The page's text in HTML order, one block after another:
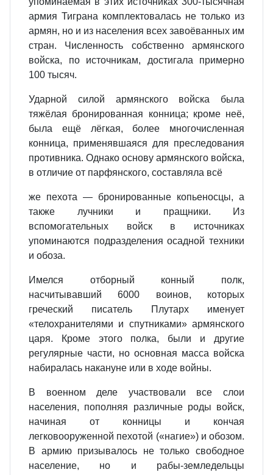
армия Тиграна комплектовалась не только из
армян, но и из населения всех завоёванных им
стран. Численность собственно армянского
войска, по источникам, достигала примерно
100 тысяч.
Ударной силой армянского войска была
тяжёлая бронированная конница; кроме неё,
была ещё лёгкая, более многочисленная
конница, применявшаяся для преследования
противника. Однако основу армянского войска,
в отличие от парфянского, составляла всё
же пехота — бронированные копьеносцы, а
также лучники и пращники. Из
вспомогательных войск в источниках
упоминаются подразделения осадной техники
и обоза.
Имелся отборный конный полк,
насчитывавший 6000 воинов, которых
греческий писатель Плутарх именует
«телохранителями и спутниками» армянского
царя. Кроме этого полка, были и другие
регулярные части, но основная масса войска
набиралась накануне или в ходе войны.
В военном деле участвовали все слои
населения, пополняя различные роды войск,
начиная от конницы и кончая
легковооруженной пехотой («нагие») и обозом.
В армию призывалось не только свободное
население, но и рабы‐земледельцы